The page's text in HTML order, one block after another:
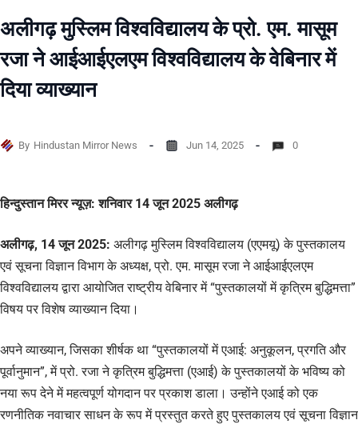
अलीगढ़ मुस्लिम विश्वविद्यालय के प्रो. एम. मासूम
रजा ने आईआईएलएम विश्वविद्यालय के वेबिनार में
दिया व्याख्यान
By Hindustan Mirror News Jun 14, 2025 0
हिन्दुस्तान मिरर न्यूज़: शनिवार 14 जून 2025 अलीगढ़
अलीगढ़, 14 जून 2025: अलीगढ़ मुस्लिम विश्वविद्यालय (एएमयू) के पुस्तकालय
एवं सूचना विज्ञान विभाग के अध्यक्ष, प्रो. एम. मासूम रजा ने आईआईएलएम
विश्वविद्यालय द्वारा आयोजित राष्ट्रीय वेबिनार में “पुस्तकालयों में कृत्रिम बुद्धिमत्ता”
विषय पर विशेष व्याख्यान दिया।
अपने व्याख्यान, जिसका शीर्षक था “पुस्तकालयों में एआई: अनुकूलन, प्रगति और
पूर्वानुमान”, में प्रो. रजा ने कृत्रिम बुद्धिमत्ता (एआई) के पुस्तकालयों के भविष्य को
नया रूप देने में महत्वपूर्ण योगदान पर प्रकाश डाला। उन्होंने एआई को एक
रणनीतिक नवाचार साधन के रूप में प्रस्तुत करते हुए पुस्तकालय एवं सूचना विज्ञान